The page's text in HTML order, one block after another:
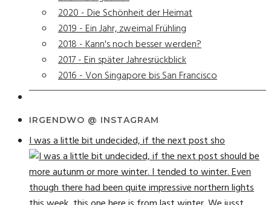
2020 - Die Schönheit der Heimat
2019 - Ein Jahr, zweimal Frühling
2018 - Kann's noch besser werden?
2017 - Ein später Jahresrückblick
2016 - Von Singapore bis San Francisco
IRGENDWO @ INSTAGRAM
I was a little bit undecided, if the next post sho